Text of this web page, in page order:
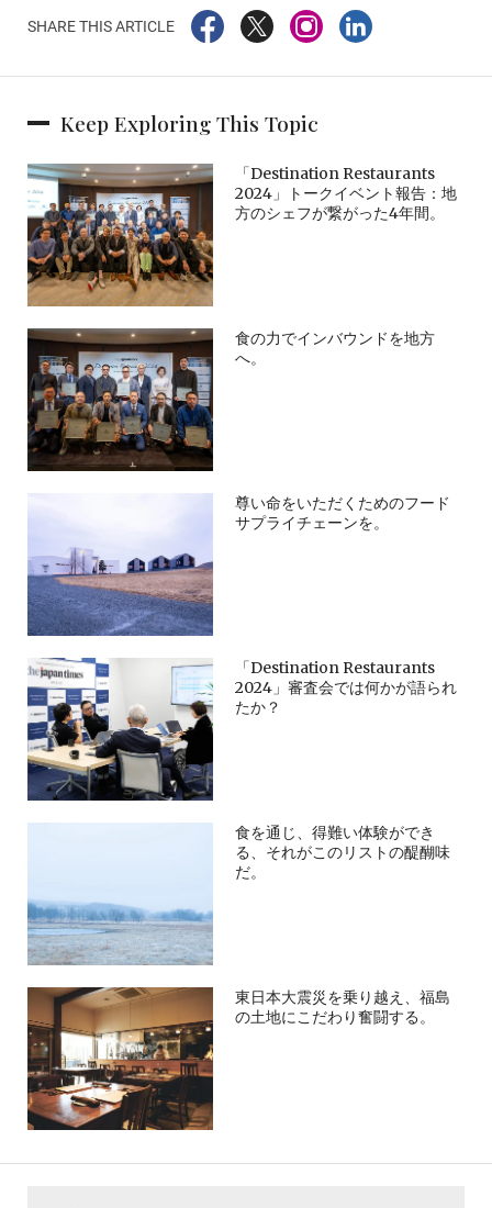
SHARE THIS ARTICLE
Keep Exploring This Topic
「Destination Restaurants
2024」トークイベント報告：地
方のシェフが繋がった4年間。
食の力でインバウンドを地方
へ。
尊い命をいただくためのフード
サプライチェーンを。
「Destination Restaurants
2024」審査会では何かが語られ
たか？
食を通じ、得難い体験ができ
る、それがこのリストの醍醐味
だ。
東日本大震災を乗り越え、福島
の土地にこだわり奮闘する。